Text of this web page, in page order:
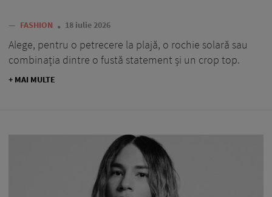
— FASHION 18 iulie 2026
Alege, pentru o petrecere la plajă, o rochie solară sau
combinația dintre o fustă statement și un crop top.
+ MAI MULTE